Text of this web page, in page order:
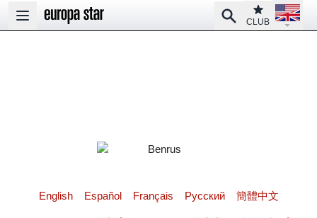
Open main menu
SearchClub
CLUB
Open
English Español Français Pусский 簡體中文